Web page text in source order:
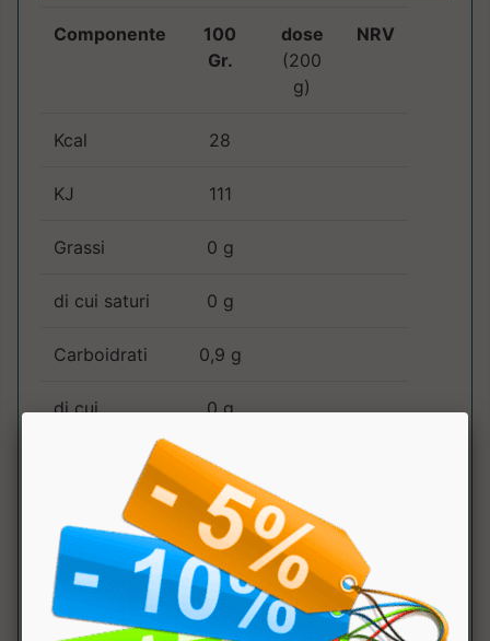
Componente
100
Gr.
dose
(200
g)
NRV
Kcal 28
KJ 111
Grassi 0 g
di cui saturi 0 g
Carboidrati 0,9 g
di cui
0 g
9,8 g
Proteine 0,8 g
Sale 0,19 g